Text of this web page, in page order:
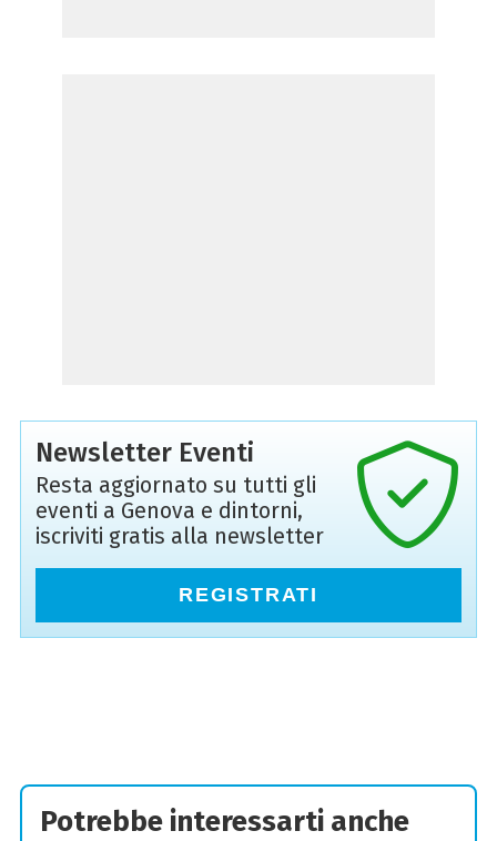
Newsletter Eventi
Resta aggiornato su tutti gli
eventi a Genova e dintorni,
iscriviti gratis alla newsletter
REGISTRATI
Potrebbe interessarti anche